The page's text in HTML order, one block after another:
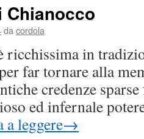
Chianocco
da cordola
ricchissima in
far tornare alla
credenze
ed infernale
a leggere→